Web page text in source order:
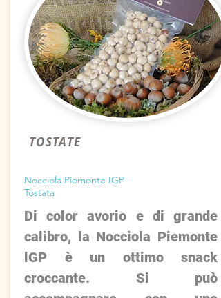
TOSTATE
Nocciola Piemonte IGP
Tostata
Di color avorio e di grande
calibro, la Nocciola Piemonte
lGP è un ottimo snack
croccante. Si può